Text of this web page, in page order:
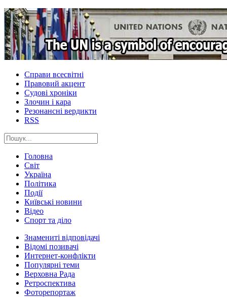
Справи всесвітні
Правовий акцент
Судові хроніки
Злочин і кара
Резонансні вердикти
RSS
Головна
Світ
Україна
Політика
Події
Київські новини
Відео
Спорт та діло
Знамениті відповідачі
Відомі позивачі
Интернет-конфлікти
Популярні теми
Верховна Рада
Ретроспектива
Фоторепортаж